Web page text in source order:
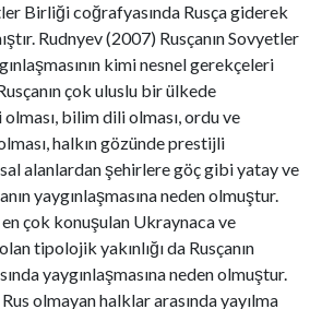
Birliği coğrafyasında Rusça giderek
Rudnyev (2007) Rusçanın Sovyetler
kimi nesnel gerekçeleri
çok uluslu bir ülkede
bilim dili olması, ordu ve
halkın gözünde prestijli
alanlardan şehirlere göç gibi yatay ve
yaygınlaşmasına neden olmuştur.
en çok konuşulan Ukraynaca ve
tipolojik yakınlığı da Rusçanın
yaygınlaşmasına neden olmuştur.
olmayan halklar arasında yayılma